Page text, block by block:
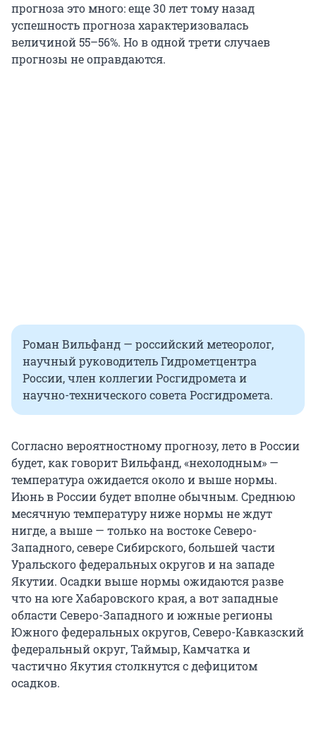
прогноза это много: еще 30 лет тому назад
успешность прогноза характеризовалась
величиной 55–56%. Но в одной трети случаев
прогнозы не оправдаются.
Роман Вильфанд — российский метеоролог,
научный руководитель Гидрометцентра
России, член коллегии Росгидромета и
научно-технического совета Росгидромета.
Согласно вероятностному прогнозу, лето в России
будет, как говорит Вильфанд, «нехолодным» —
температура ожидается около и выше нормы.
Июнь в России будет вполне обычным. Среднюю
месячную температуру ниже нормы не ждут
нигде, а выше — только на востоке Северо-
Западного, севере Сибирского, большей части
Уральского федеральных округов и на западе
Якутии. Осадки выше нормы ожидаются разве
что на юге Хабаровского края, а вот западные
области Северо-Западного и южные регионы
Южного федеральных округов, Северо-Кавказский
федеральный округ, Таймыр, Камчатка и
частично Якутия столкнутся с дефицитом
осадков.